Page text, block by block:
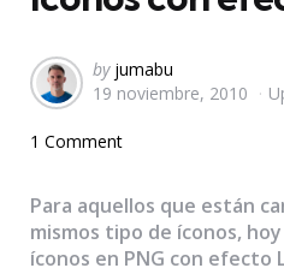
Posted
by
by jumabu
19 noviembre, 2010
1 Comment
Para aquellos que están
mismos tipo de íconos,
íconos en PNG con efecto